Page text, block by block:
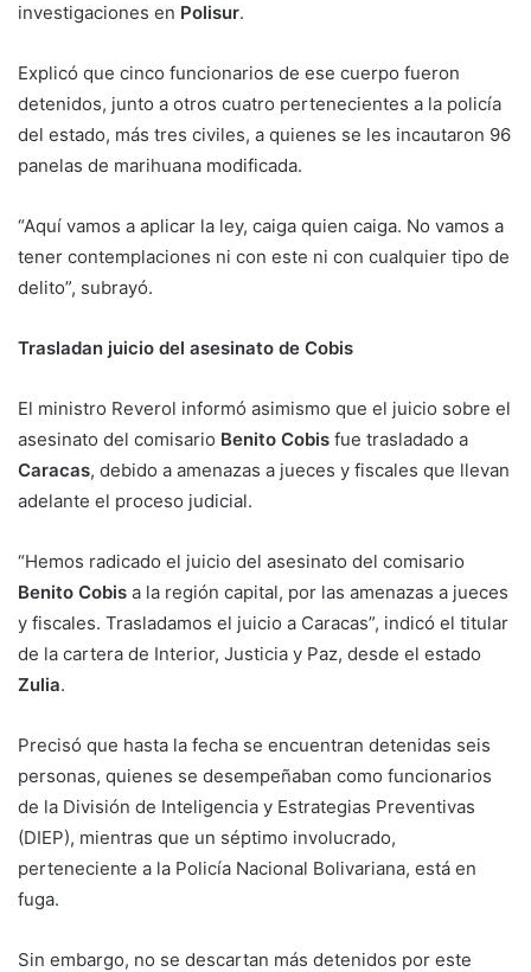
investigaciones en Polisur.
Explicó que cinco funcionarios de ese cuerpo fueron
detenidos, junto a otros cuatro pertenecientes a la policía
del estado, más tres civiles, a quienes se les incautaron 96
panelas de marihuana modificada.
“Aquí vamos a aplicar la ley, caiga quien caiga. No vamos a
tener contemplaciones ni con este ni con cualquier tipo de
delito”, subrayó.
Trasladan juicio del asesinato de Cobis
El ministro Reverol informó asimismo que el juicio sobre el
asesinato del comisario Benito Cobis fue trasladado a
Caracas, debido a amenazas a jueces y fiscales que llevan
adelante el proceso judicial.
“Hemos radicado el juicio del asesinato del comisario
Benito Cobis a la región capital, por las amenazas a jueces
y fiscales. Trasladamos el juicio a Caracas”, indicó el titular
de la cartera de Interior, Justicia y Paz, desde el estado
Zulia.
Precisó que hasta la fecha se encuentran detenidas seis
personas, quienes se desempeñaban como funcionarios
de la División de Inteligencia y Estrategias Preventivas
(DIEP), mientras que un séptimo involucrado,
perteneciente a la Policía Nacional Bolivariana, está en
fuga.
Sin embargo, no se descartan más detenidos por este